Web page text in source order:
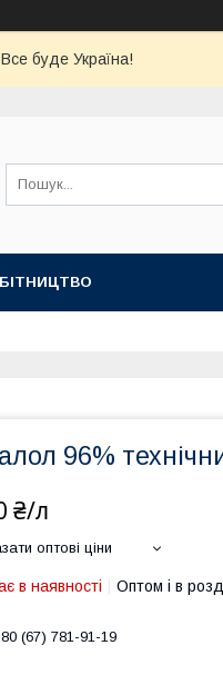
буде Україна!
96%
₴/л
оптові ціни
в наявності Оптом і в
(67) 781-91-19